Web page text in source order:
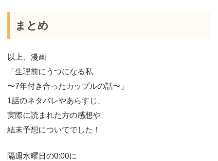
まとめ
以上、漫画
「生理前にうつになる私
〜7年付き合ったカップルの話〜」
1話のネタバレやあらすじ、
実際に読まれた方の感想や
結末予想についてでした！
隔週水曜日の0:00に